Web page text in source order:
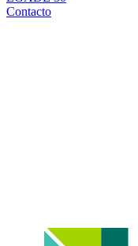
Contacto